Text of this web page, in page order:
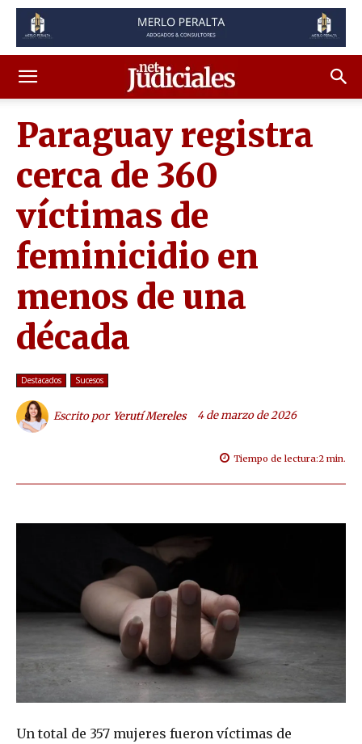
Paraguay registra
cerca de 360
víctimas de
feminicidio en
menos de una
década
Destacados Sucesos
Escrito por Yerutí Mereles 4 de marzo de 2026
Tiempo de lectura:2 min.
Un total de 357 mujeres fueron víctimas de